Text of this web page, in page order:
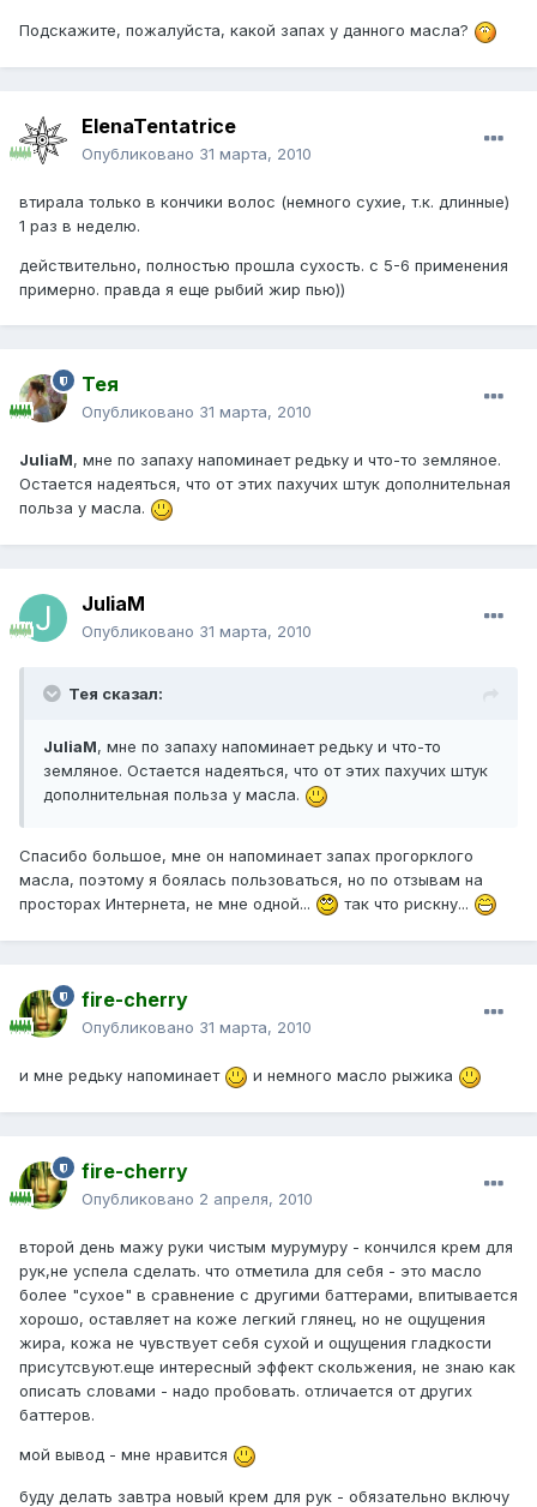
Подскажите, пожалуйста, какой запах у данного масла?
ElenaTentatrice
Опубликовано 31 марта, 2010
втирала только в кончики волос (немного сухие, т.к. длинные)
1 раз в неделю.
действительно, полностью прошла сухость. с 5-6 применения
примерно. правда я еще рыбий жир пью))
Тея
Опубликовано 31 марта, 2010
JuliaM, мне по запаху напоминает редьку и что-то земляное.
Остается надеяться, что от этих пахучих штук дополнительная
польза у масла.
JuliaM
Опубликовано 31 марта, 2010
Тея сказал:
JuliaM, мне по запаху напоминает редьку и что-то
земляное. Остается надеяться, что от этих пахучих штук
дополнительная польза у масла.
Спасибо большое, мне он напоминает запах прогорклого
масла, поэтому я боялась пользоваться, но по отзывам на
просторах Интернета, не мне одной...
так что рискну...
fire-cherry
Опубликовано 31 марта, 2010
и мне редьку напоминает и немного масло рыжика
fire-cherry
Опубликовано 2 апреля, 2010
второй день мажу руки чистым мурумуру - кончился крем для
рук,не успела сделать. что отметила для себя - это масло
более "сухое" в сравнение с другими баттерами, впитывается
хорошо, оставляет на коже легкий глянец, но не ощущения
жира, кожа не чувствует себя сухой и ощущения гладкости
присутсвуют.еще интересный эффект скольжения, не знаю как
описать словами - надо пробовать. отличается от других
баттеров.
мой вывод - мне нравится
буду делать завтра новый крем для рук - обязательно включу